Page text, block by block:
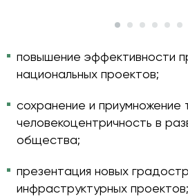
повышение эффективности
национальных проектов;
сохранение и приумножение
человекоцентричность в
общества;
презентация новых
инфраструктурных проектов;